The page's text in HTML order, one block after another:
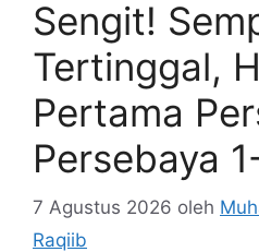
Sengit!
Tertinggal,
Pertama
Persebaya
7 Agustus 2026 oleh
Raqiib